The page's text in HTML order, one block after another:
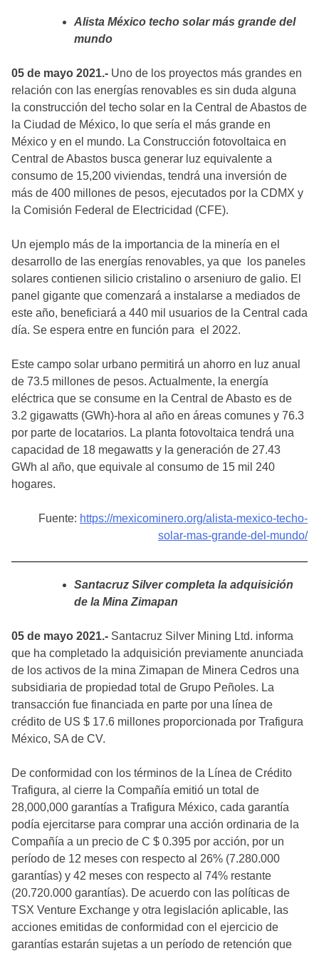
Alista México techo solar más grande del
mundo
05 de mayo 2021.- Uno de los proyectos más grandes en
relación con las energías renovables es sin duda alguna
la construcción del techo solar en la Central de Abastos de
la Ciudad de México, lo que sería el más grande en
México y en el mundo. La Construcción fotovoltaica en
Central de Abastos busca generar luz equivalente a
consumo de 15,200 viviendas, tendrá una inversión de
más de 400 millones de pesos, ejecutados por la CDMX y
la Comisión Federal de Electricidad (CFE).
Un ejemplo más de la importancia de la minería en el
desarrollo de las energías renovables, ya que los paneles
solares contienen silicio cristalino o arseniuro de galio. El
panel gigante que comenzará a instalarse a mediados de
este año, beneficiará a 440 mil usuarios de la Central cada
día. Se espera entre en función para el 2022.
Este campo solar urbano permitirá un ahorro en luz anual
de 73.5 millones de pesos. Actualmente, la energía
eléctrica que se consume en la Central de Abasto es de
3.2 gigawatts (GWh)-hora al año en áreas comunes y 76.3
por parte de locatarios. La planta fotovoltaica tendrá una
capacidad de 18 megawatts y la generación de 27.43
GWh al año, que equivale al consumo de 15 mil 240
hogares.
Fuente: https://mexicominero.org/alista-mexico-techo-
solar-mas-grande-del-mundo/
Santacruz Silver completa la adquisición
de la Mina Zimapan
05 de mayo 2021.- Santacruz Silver Mining Ltd. informa
que ha completado la adquisición previamente anunciada
de los activos de la mina Zimapan de Minera Cedros una
subsidiaria de propiedad total de Grupo Peñoles. La
transacción fue financiada en parte por una línea de
crédito de US $ 17.6 millones proporcionada por Trafigura
México, SA de CV.
De conformidad con los términos de la Línea de Crédito
Trafigura, al cierre la Compañía emitió un total de
28,000,000 garantías a Trafigura México, cada garantía
podía ejercitarse para comprar una acción ordinaria de la
Compañía a un precio de C $ 0.395 por acción, por un
período de 12 meses con respecto al 26% (7.280.000
garantías) y 42 meses con respecto al 74% restante
(20.720.000 garantías). De acuerdo con las políticas de
TSX Venture Exchange y otra legislación aplicable, las
acciones emitidas de conformidad con el ejercicio de
garantías estarán sujetas a un período de retención que